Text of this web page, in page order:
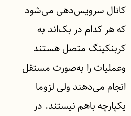
کانال سرویس‌دهی می‌شود
که هر کدام در بک‌اند به
کربنکینگ متصل هستند
وعملیات را به‌صورت مستقل
انجام می‌دهند ولی لزوما
یکپارچه باهم نیستند. در